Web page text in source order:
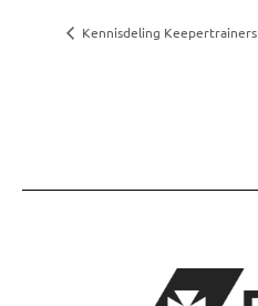
Kennisdeling Keepertrainers